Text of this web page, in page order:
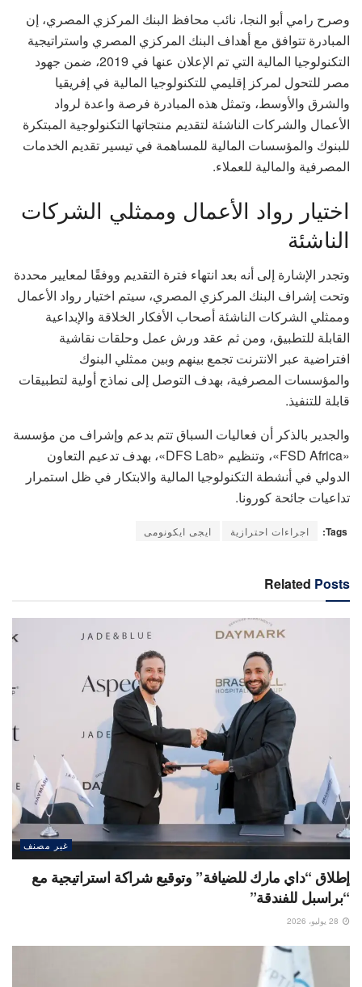
وصرح رامي أبو النجا، نائب محافظ البنك المركزي المصري، إن
المبادرة تتوافق مع أهداف البنك المركزي المصري واستراتيجية
التكنولوجيا المالية التي تم الإعلان عنها في 2019، ضمن جهود
مصر للتحول لمركز إقليمي للتكنولوجيا المالية في إفريقيا
والشرق والأوسط، وتمثل هذه المبادرة فرصة واعدة لرواد
الأعمال والشركات الناشئة لتقديم منتجاتها التكنولوجية المبتكرة
للبنوك والمؤسسات المالية للمساهمة في تيسير تقديم الخدمات
المصرفية والمالية للعملاء.
اختيار رواد الأعمال وممثلي الشركات
الناشئة
وتجدر الإشارة إلى أنه بعد انتهاء فترة التقديم ووفقًا لمعايير محددة
وتحت إشراف البنك المركزي المصري، سيتم اختيار رواد الأعمال
وممثلي الشركات الناشئة أصحاب الأفكار الخلاقة والإبداعية
القابلة للتطبيق، ومن ثم عقد ورش عمل وحلقات نقاشية
افتراضية عبر الانترنت تجمع بينهم وبين ممثلي البنوك
والمؤسسات المصرفية، بهدف التوصل إلى نماذج أولية لتطبيقات
قابلة للتنفيذ.
والجدير بالذكر أن فعاليات السباق تتم بدعم وإشراف من مؤسسة
«FSD Africa»، وتنظيم «DFS Lab»، بهدف تدعيم التعاون
الدولي في أنشطة التكنولوجيا المالية والابتكار في ظل استمرار
تداعيات جائحة كورونا.
Tags: اجراءات احترازية ايجى ايكونومى
Related Posts
غير مصنف
إطلاق “داي مارك للضيافة” وتوقيع شراكة استراتيجية مع
“براسبل للفندقة”